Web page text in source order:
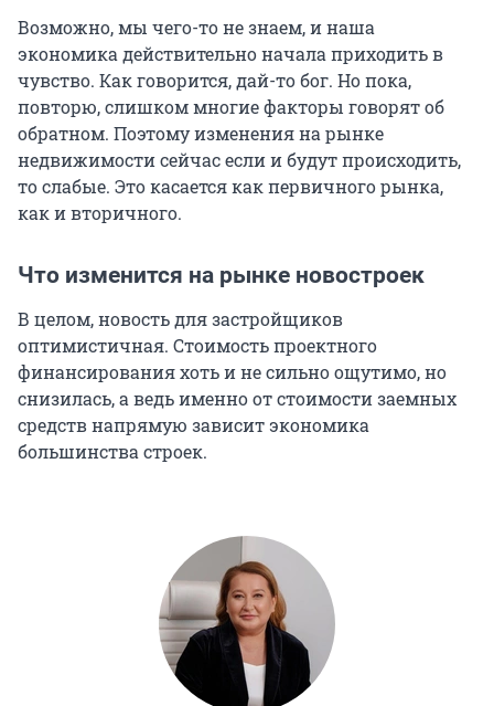
Возможно, мы чего-то не знаем, и наша
экономика действительно начала приходить в
чувство. Как говорится, дай-то бог. Но пока,
повторю, слишком многие факторы говорят об
обратном. Поэтому изменения на рынке
недвижимости сейчас если и будут происходить,
то слабые. Это касается как первичного рынка,
как и вторичного.
Что изменится на рынке новостроек
В целом, новость для застройщиков
оптимистичная. Стоимость проектного
финансирования хоть и не сильно ощутимо, но
снизилась, а ведь именно от стоимости заемных
средств напрямую зависит экономика
большинства строек.